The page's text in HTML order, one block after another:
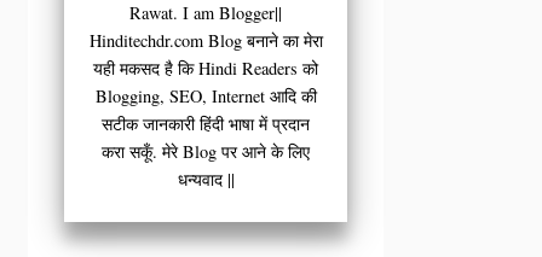
Rawat. I am Blogger||
Hinditechdr.com Blog बनाने का मेरा
यही मकसद है कि Hindi Readers को
Blogging, SEO, Internet आदि की
सटीक जानकारी हिंदी भाषा में प्रदान
करा सकूँ. मेरे Blog पर आने के लिए
धन्यवाद ||